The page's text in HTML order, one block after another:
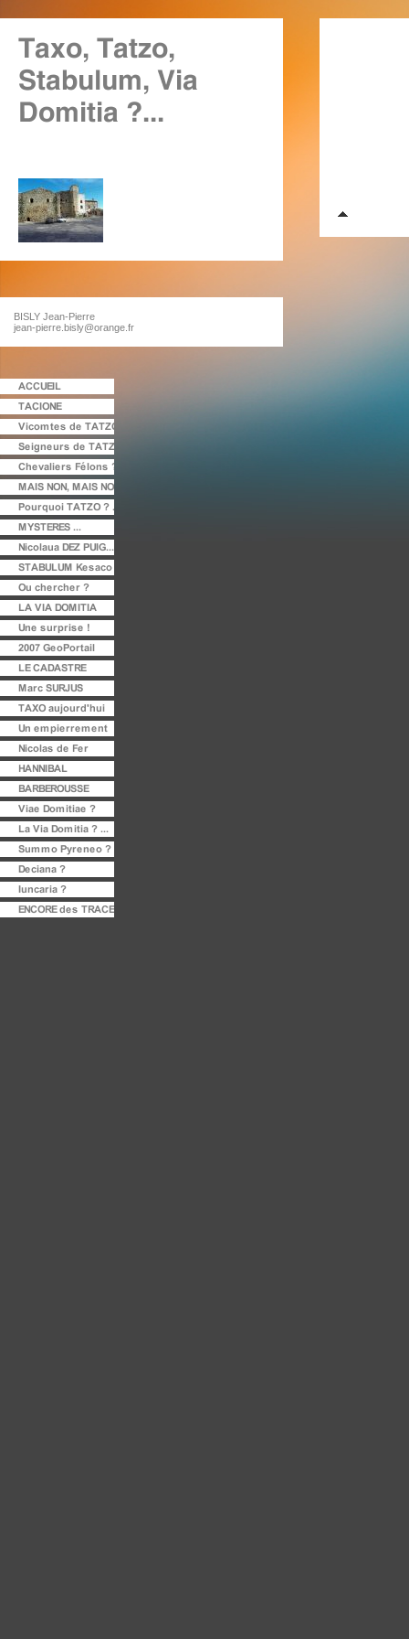
BISLY Jean-Pierre
jean-pierre.bisly@orange.fr